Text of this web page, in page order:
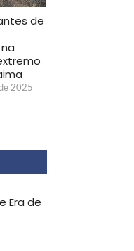
de
2025
Era de